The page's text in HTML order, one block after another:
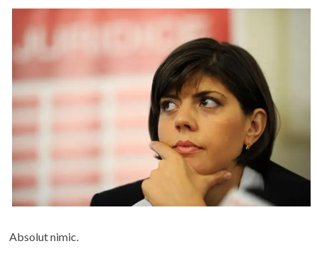
Absolut nimic.